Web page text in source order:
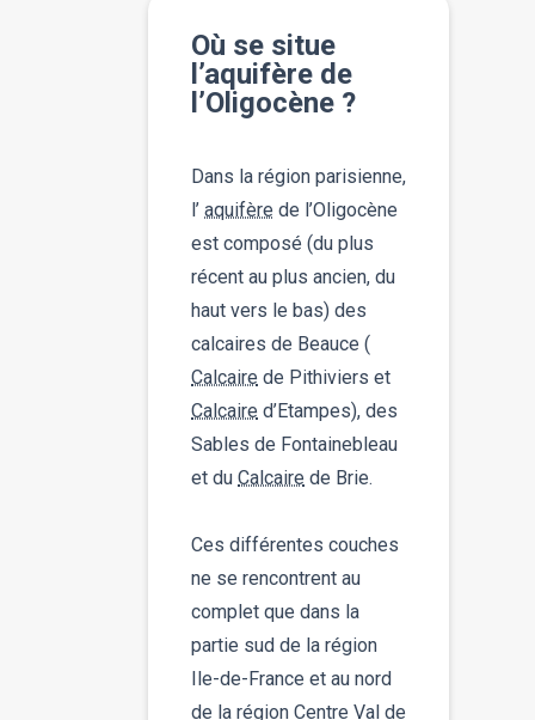
Où se situe
l’aquifère de
l’Oligocène ?
Dans la région parisienne,
l’ aquifère de l’Oligocène
est composé (du plus
récent au plus ancien, du
haut vers le bas) des
calcaires de Beauce (
Calcaire de Pithiviers et
Calcaire d’Etampes), des
Sables de Fontainebleau
et du Calcaire de Brie.
Ces différentes couches
ne se rencontrent au
complet que dans la
partie sud de la région
Ile-de-France et au nord
de la région Centre Val de